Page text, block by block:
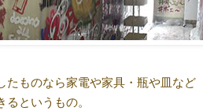
たものなら家電や家具・瓶や皿など
というもの。